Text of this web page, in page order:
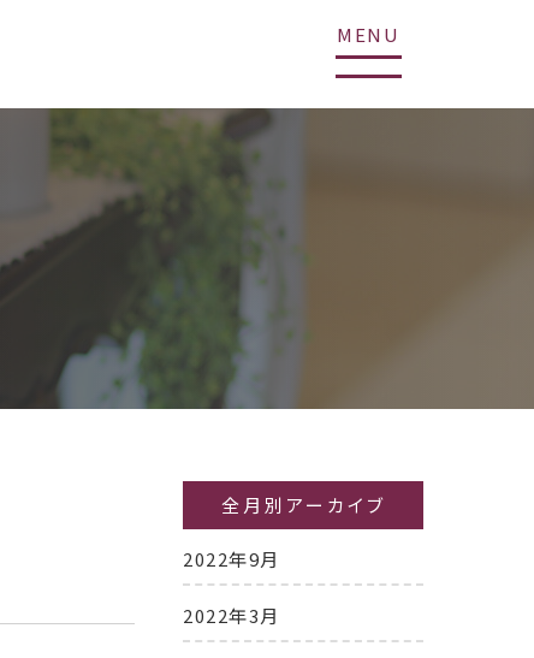
MENU
全月別アーカイブ
2022年9月
2022年3月